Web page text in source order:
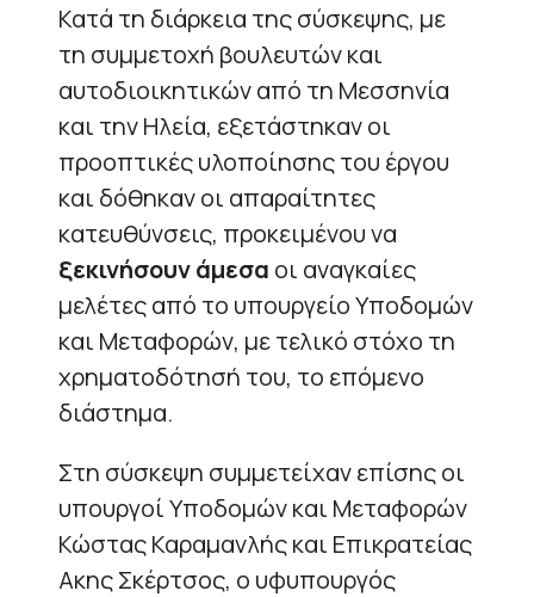
Κατά τη διάρκεια της σύσκεψης, με
τη συμμετοχή βουλευτών και
αυτοδιοικητικών από τη Μεσσηνία
και την Ηλεία, εξετάστηκαν οι
προοπτικές υλοποίησης του έργου
και δόθηκαν οι απαραίτητες
κατευθύνσεις, προκειμένου να
ξεκινήσουν άμεσα οι αναγκαίες
μελέτες από το υπουργείο Υποδομών
και Μεταφορών, με τελικό στόχο τη
χρηματοδότησή του, το επόμενο
διάστημα.
Στη σύσκεψη συμμετείχαν επίσης οι
υπουργοί Υποδομών και Μεταφορών
Κώστας Καραμανλής και Επικρατείας
Ακης Σκέρτσος, ο υφυπουργός